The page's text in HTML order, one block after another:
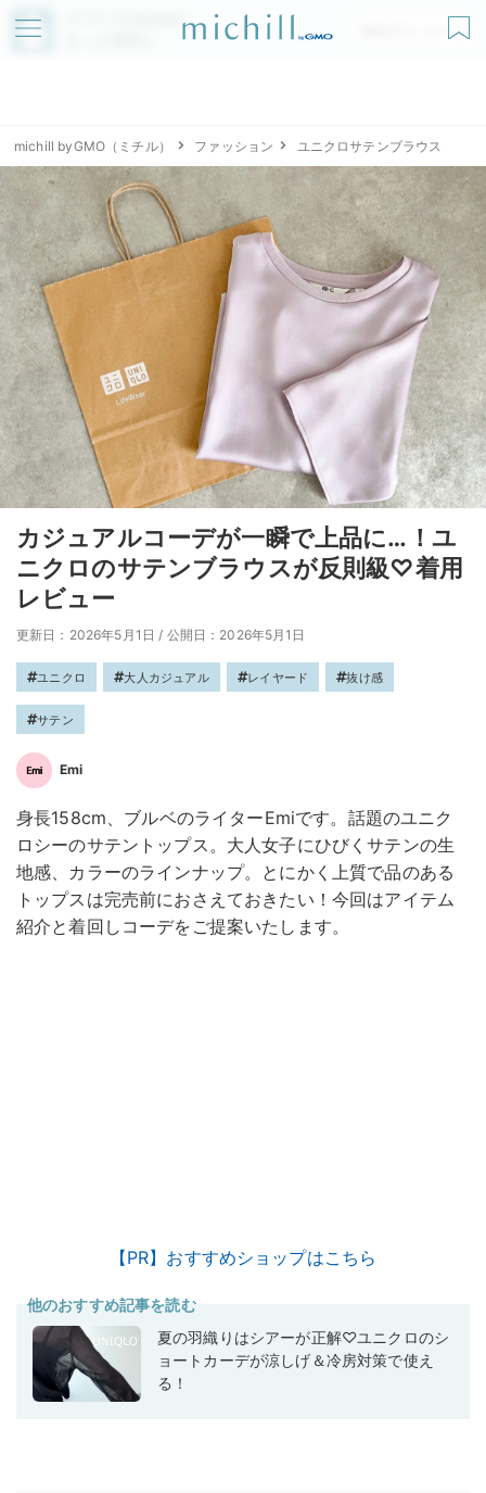
アプリでmichillが
無料ダウンロード
michill byGMO（ミチル） ファッション ユニクロサテンブラウス
カジュアルコーデが一瞬で上品に…！ユ
ニクロのサテンブラウスが反則級♡着用
レビュー
更新日：2026年5月1日 / 公開日：2026年5月1日
ユニクロ 大人カジュアル レイヤード 抜け感
サテン
Emi
身長158cm、ブルベのライターEmiです。話題のユニク
ロシーのサテントップス。大人女子にひびくサテンの生
地感、カラーのラインナップ。とにかく上質で品のある
トップスは完売前におさえておきたい！今回はアイテム
紹介と着回しコーデをご提案いたします。
【PR】おすすめショップはこちら
他のおすすめ記事を読む
夏の羽織りはシアーが正解♡ユニクロのシ
ョートカーデが涼しげ＆冷房対策で使え
る！